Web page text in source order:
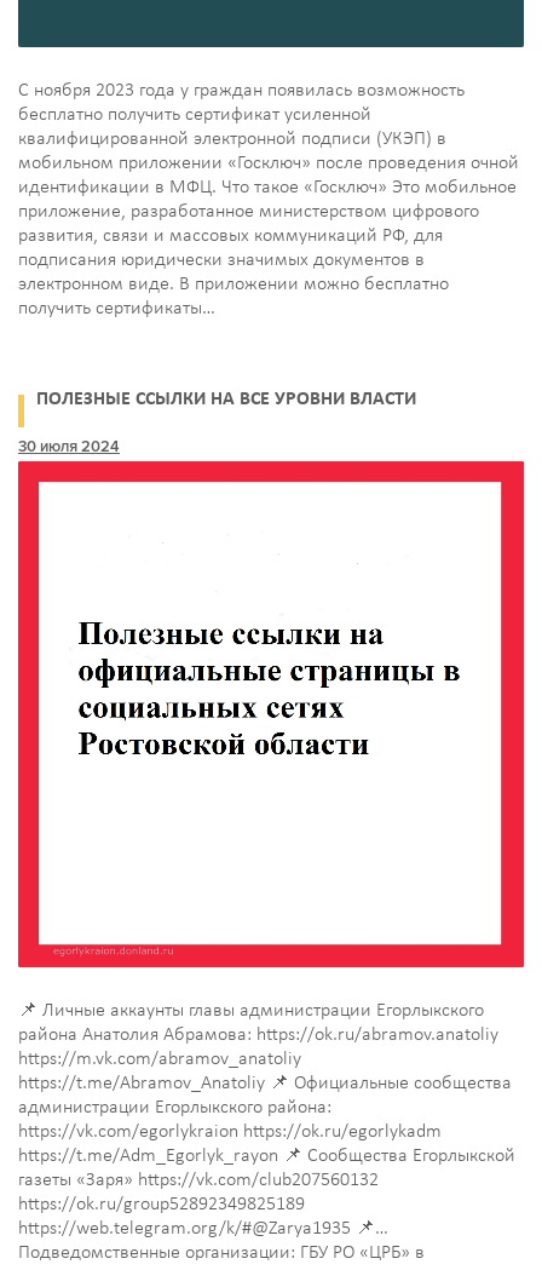
С ноября 2023 года у граждан появилась возможность
бесплатно получить сертификат усиленной
квалифицированной электронной подписи (УКЭП) в
мобильном приложении «Госключ» после проведения очной
идентификации в МФЦ. Что такое «Госключ» Это мобильное
приложение, разработанное министерством цифрового
развития, связи и массовых коммуникаций РФ, для
подписания юридически значимых документов в
электронном виде. В приложении можно бесплатно
получить сертификаты…
ПОЛЕЗНЫЕ ССЫЛКИ НА ВСЕ УРОВНИ ВЛАСТИ
30 июля 2024
📌 Личные аккаунты главы администрации Егорлыкского
района Анатолия Абрамова: https://ok.ru/abramov.anatoliy
https://m.vk.com/abramov_anatoliy
https://t.me/Abramov_Anatoliy 📌 Официальные сообщества
администрации Егорлыкского района:
https://vk.com/egorlykraion https://ok.ru/egorlykadm
https://t.me/Adm_Egorlyk_rayon 📌 Сообщества Егорлыкской
газеты «Заря» https://vk.com/club207560132
https://ok.ru/group52892349825189
https://web.telegram.org/k/#@Zarya1935 📌
Подведомственные организации: ГБУ РО «ЦРБ» в